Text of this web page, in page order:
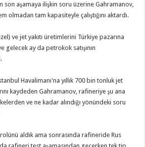
son aşamaya ilişkin soru üzerine Gahramanov,
olmadan tam kapasiteyle çalıştığını aktardı.
ve jet yakıtı üretimlerini Türkiye pazarına
gelecek ay da petrokok satışının
Havalimanı'na yıllık 700 bin tonluk jet
kaydeden Gahramanov, rafineriye şu ana
ve ne kadar alındığı yönündeki soru
aldık ama sonrasında rafineride Rus